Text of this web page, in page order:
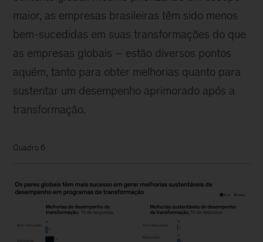
maior, as empresas brasileiras têm sido menos
bem-sucedidas em suas transformações do que
as empresas globais – estão diversos pontos
aquém, tanto para obter melhorias quanto para
sustentar um desempenho aprimorado após a
transformação.
Quadro 6